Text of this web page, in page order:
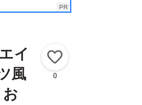
イ
風
0